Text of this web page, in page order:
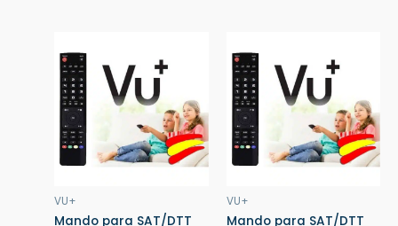
VU+
Mando para SAT/DTT
VU+
Mando para SAT/DTT